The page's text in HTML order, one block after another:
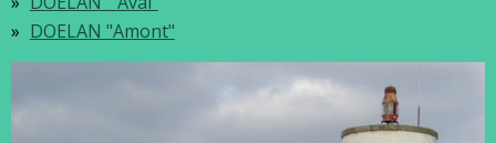
DOELAN "Amont"